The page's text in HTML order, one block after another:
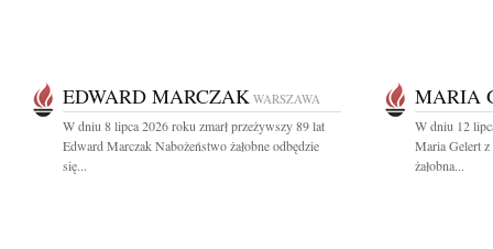
EDWARD MARCZAK WARSZAWA
W dniu 8 lipca 2026 roku zmarł przeżywszy 89 lat
Edward Marczak Nabożeństwo żałobne odbędzie
się...
MARIA
W dniu 12
Maria Gelert
żałobna...